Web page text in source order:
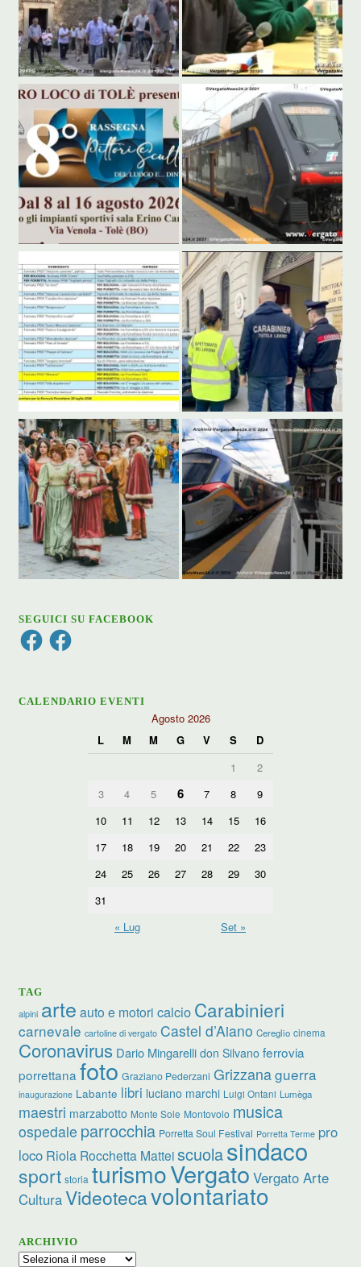
SEGUICI SU FACEBOOK
FacebookFacebook
CALENDARIO EVENTI
Agosto 2026
L
M M G V S
D
1
2
3
4 5 6 7 8
9
10
11 12 13 14 15
16
17
18 19 20 21 22
23
24
25 26 27 28 29
30
31
« Lug
Set »
TAG
alpini arte auto e motori calcio Carabinieri
carnevale cartoline di vergato Castel d’Aiano Cereglio cinema
Coronavirus Dario Mingarelli don Silvano ferrovia
porrettana foto Graziano Pederzani Grizzanaguerra
inaugurazione Labante libri luciano marchi Luigi Ontani Lumèga
maestri marzabotto Monte Sole Montovolo musica
ospedale parrocchia Porretta Soul Festival Porretta Terme pro
loco Riola Rocchetta Matteiscuolasindaco
sport storia turismoVergato Vergato Arte
CulturaVideotecavolontariato
ARCHIVIO
Archivio